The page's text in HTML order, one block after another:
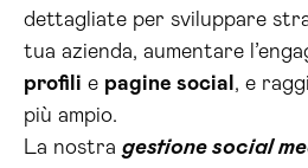
dettagliate per sviluppare
tua azienda, aumentare
profili e pagine social , e
più ampio.
La nostra gestione social